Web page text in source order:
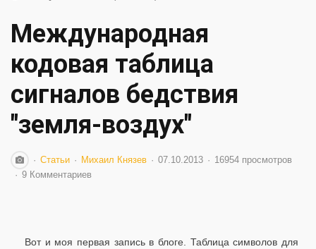
Международная
кодовая таблица
сигналов бедствия
"земля-воздух"
Статьи Михаил Князев 07.10.2013
16954 просмотров
9 Комментариев
Вот и моя первая запись в блоге. Таблица символов для